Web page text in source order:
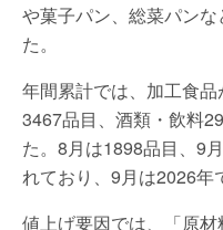
や菓子パン、総菜パン
た。
年間累計では、加工食
3467品目、酒類・飲料
た。8月は1898品目、9
れており、9月は2026年
値上げ要因では、「原材